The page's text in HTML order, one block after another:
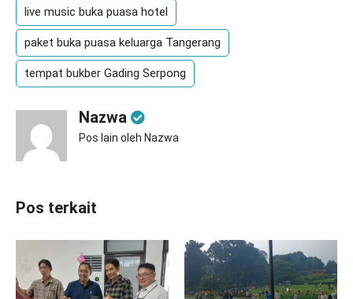
live music buka puasa hotel
paket buka puasa keluarga Tangerang
tempat bukber Gading Serpong
Nazwa
Pos lain oleh Nazwa
Pos terkait